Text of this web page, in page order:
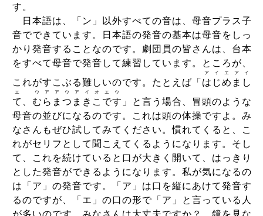
す。
日本語は、「ン」以外すべての音は、母音プラス子
音でできています。日本語の発音の基本は母音をしっ
かり発音することなのです。劇団員の皆さんは、台本
をすべて母音で発音して練習しています。ところが、
これがすこぶる難しいのです。たとえば「は
ア
じ
イ
め
エ
ま
ア
し
イ
て
エ
、 む
ウ
ら
ア
ま
ア
つ
ウ
ま
ア
き
イ
こ
オ
で
エ
す
ウ
」と言う場合、冒頭のような
母音の並びになるのです。これは頭の体操ですよ。み
なさんもぜひ試してみてください。慣れてくると、こ
れがセリフとして聞こえてくるようになります。そし
て、これを続けていると口が大きく開いて、はっきり
とした発音ができるようになります。私が気になるの
は「ア」の発音です。「ア」は口を縦にあけて発音す
るのですが、「エ」の口の形で「ア」と言っている人